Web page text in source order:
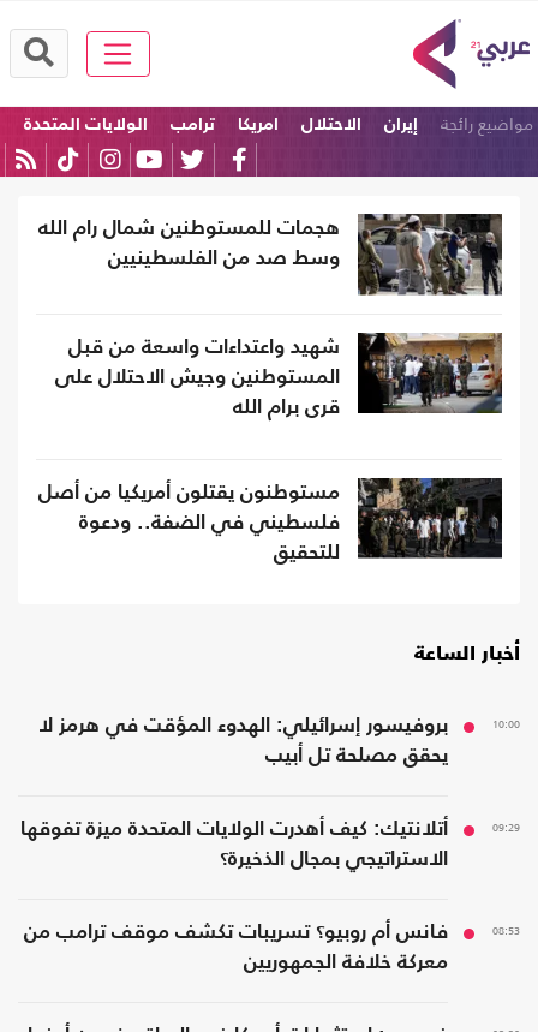
مواضيع رائجة إيران الاحتلال امريكا ترامب
الولايات المتحدة
هجمات للمستوطنين شمال رام الله
وسط صد من الفلسطينيين
شهيد واعتداءات واسعة من قبل
المستوطنين وجيش الاحتلال على
قرى برام الله
مستوطنون يقتلون أمريكيا من أصل
فلسطيني في الضفة.. ودعوة
للتحقيق
أخبار الساعة
10:00
بروفيسور إسرائيلي: الهدوء المؤقت في هرمز لا
يحقق مصلحة تل أبيب
09:29
أتلانتيك: كيف أهدرت الولايات المتحدة ميزة تفوقها
الاستراتيجي بمجال الذخيرة؟
08:53
فانس أم روبيو؟ تسريبات تكشف موقف ترامب من
معركة خلافة الجمهوريين